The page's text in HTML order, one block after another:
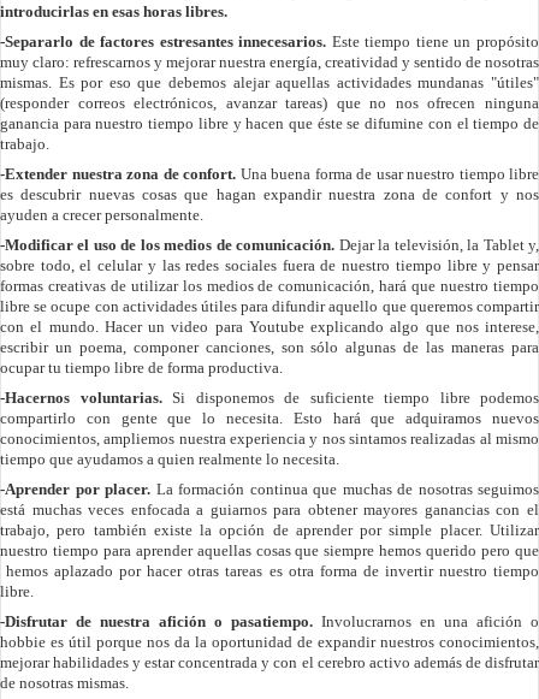
introducirlas en esas horas libres.
-Separarlo de factores estresantes innecesarios. Este tiempo tiene un propósito
muy claro: refrescarnos y mejorar nuestra energía, creatividad y sentido de nosotras
mismas. Es por eso que debemos alejar aquellas actividades mundanas "útiles"
(responder correos electrónicos, avanzar tareas) que no nos ofrecen ninguna
ganancia para nuestro tiempo libre y hacen que éste se difumine con el tiempo de
trabajo.
-Extender nuestra zona de confort. Una buena forma de usar nuestro tiempo libre
es descubrir nuevas cosas que hagan expandir nuestra zona de confort y nos
ayuden a crecer personalmente.
-Modificar el uso de los medios de comunicación. Dejar la televisión, la Tablet y,
sobre todo, el celular y las redes sociales fuera de nuestro tiempo libre y pensar
formas creativas de utilizar los medios de comunicación, hará que nuestro tiempo
libre se ocupe con actividades útiles para difundir aquello que queremos compartir
con el mundo. Hacer un video para Youtube explicando algo que nos interese,
escribir un poema, componer canciones, son sólo algunas de las maneras para
ocupar tu tiempo libre de forma productiva.
-Hacernos voluntarias.Si disponemos de suficiente tiempo libre podemos
compartirlo con gente que lo necesita. Esto hará que adquiramos nuevos
conocimientos, ampliemos nuestra experiencia y nos sintamos realizadas al mismo
tiempo que ayudamos a quien realmente lo necesita.
-Aprender por placer. La formación continua que muchas de nosotras seguimos
está muchas veces enfocada a guiarnos para obtener mayores ganancias con el
trabajo, pero también existe la opción de aprender por simple placer. Utilizar
nuestro tiempo para aprender aquellas cosas que siempre hemos querido pero que
hemos aplazado por hacer otras tareas es otra forma de invertir nuestro tiempo
libre.
-Disfrutar de nuestra afición o pasatiempo. Involucrarnos en una afición o
hobbie es útil porque nos da la oportunidad de expandir nuestros conocimientos,
mejorar habilidades y estar concentrada y con el cerebro activo además de disfrutar
de nosotras mismas.